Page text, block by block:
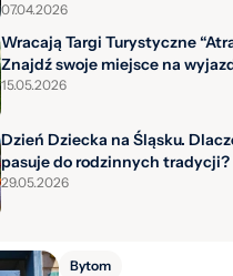
07.04.2026
Wracają Targi Turystyczne
Znajdź swoje miejsce na
15.05.2026
Dzień Dziecka na Śląsku.
pasuje do rodzinnych tradycji?
29.05.2026
Bytom